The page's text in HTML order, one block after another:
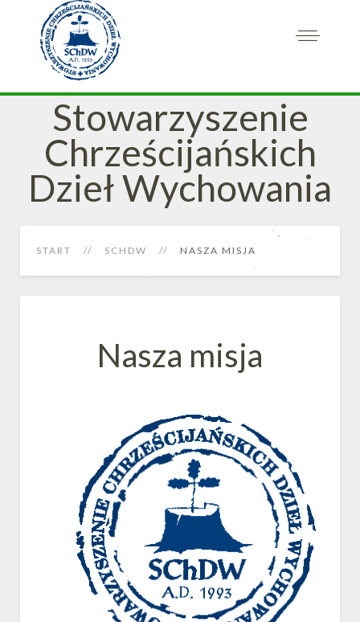
Stowarzyszenie
Chrześcijańskich
Dzieł Wychowania
START SCHDW NASZA MISJA
Nasza misja